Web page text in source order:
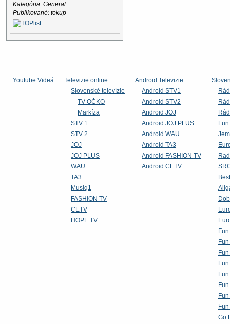
Kategória: General
Publikované: tokup
Youtube Videá
Televizie online
Slovenské televízie
TV OČKO
Markíza
STV 1
STV 2
JOJ
JOJ PLUS
WAU
TA3
Musiq1
FASHION TV
CETV
HOPE TV
Android Televizie
Android STV1
Android STV2
Android JOJ
Android JOJ PLUS
Android WAU
Android TA3
Android FASHION TV
Android CETV
Go